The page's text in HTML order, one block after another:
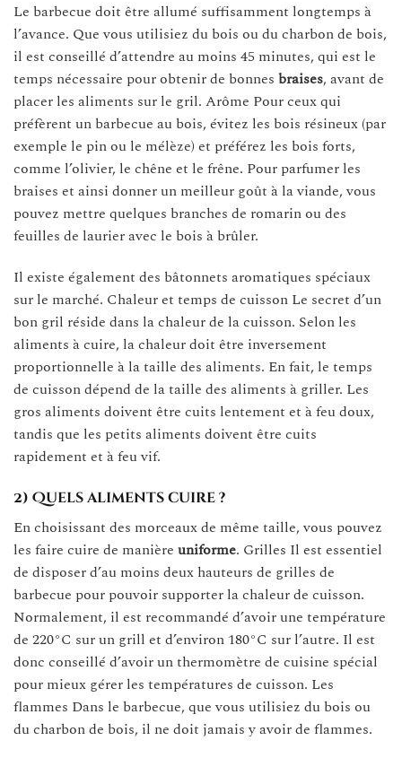
Le barbecue doit être allumé suffisamment longtemps à
l’avance. Que vous utilisiez du bois ou du charbon de bois,
il est conseillé d’attendre au moins 45 minutes, qui est le
temps nécessaire pour obtenir de bonnes braises, avant de
placer les aliments sur le gril. Arôme Pour ceux qui
préfèrent un barbecue au bois, évitez les bois résineux (par
exemple le pin ou le mélèze) et préférez les bois forts,
comme l’olivier, le chêne et le frêne. Pour parfumer les
braises et ainsi donner un meilleur goût à la viande, vous
pouvez mettre quelques branches de romarin ou des
feuilles de laurier avec le bois à brûler.
Il existe également des bâtonnets aromatiques spéciaux
sur le marché. Chaleur et temps de cuisson Le secret d’un
bon gril réside dans la chaleur de la cuisson. Selon les
aliments à cuire, la chaleur doit être inversement
proportionnelle à la taille des aliments. En fait, le temps
de cuisson dépend de la taille des aliments à griller. Les
gros aliments doivent être cuits lentement et à feu doux,
tandis que les petits aliments doivent être cuits
rapidement et à feu vif.
2) Quels aliments cuire ?
En choisissant des morceaux de même taille, vous pouvez
les faire cuire de manière uniforme. Grilles Il est essentiel
de disposer d’au moins deux hauteurs de grilles de
barbecue pour pouvoir supporter la chaleur de cuisson.
Normalement, il est recommandé d’avoir une température
de 220°C sur un grill et d’environ 180°C sur l’autre. Il est
donc conseillé d’avoir un thermomètre de cuisine spécial
pour mieux gérer les températures de cuisson. Les
flammes Dans le barbecue, que vous utilisiez du bois ou
du charbon de bois, il ne doit jamais y avoir de flammes.